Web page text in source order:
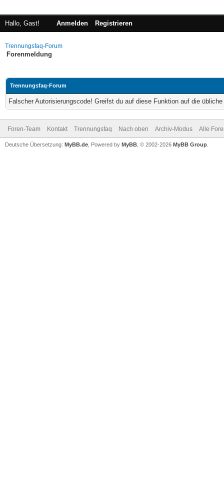
Hallo, Gast! Anmelden Registrieren
Trennungsfaq-Forum
Forenmeldung
Trennungsfaq-Forum
Falscher Autorisierungscode! Greifst du auf diese Funktion auf die
Foren-Team Kontakt Trennungsfaq Nach oben Archiv-Modus Alle
Deutsche Übersetzung: MyBB.de , Powered by MyBB , © 2002-2026 MyBB Group